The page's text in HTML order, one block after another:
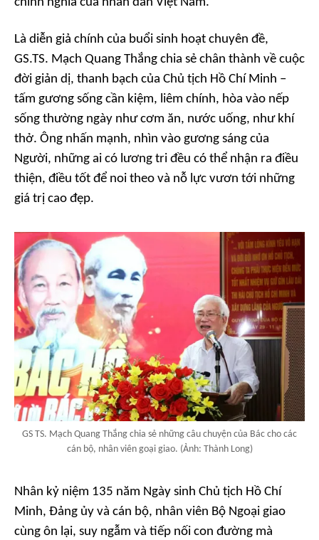
chính nghĩa của nhân dân Việt Nam.
Là diễn giả chính của buổi sinh hoạt chuyên đề,
GS.TS. Mạch Quang Thắng chia sẻ chân thành về cuộc
đời giản dị, thanh bạch của Chủ tịch Hồ Chí Minh –
tấm gương sống cần kiệm, liêm chính, hòa vào nếp
sống thường ngày như cơm ăn, nước uống, như khí
thở. Ông nhấn mạnh, nhìn vào gương sáng của
Người, những ai có lương tri đều có thể nhận ra điều
thiện, điều tốt để noi theo và nỗ lực vươn tới những
giá trị cao đẹp.
GS TS. Mạch Quang Thắng chia sẻ những câu chuyện của Bác cho các
cán bộ, nhân viên goại giao. (Ảnh: Thành Long)
Nhân kỷ niệm 135 năm Ngày sinh Chủ tịch Hồ Chí
Minh, Đảng ủy và cán bộ, nhân viên Bộ Ngoại giao
cùng ôn lại, suy ngẫm và tiếp nối con đường mà